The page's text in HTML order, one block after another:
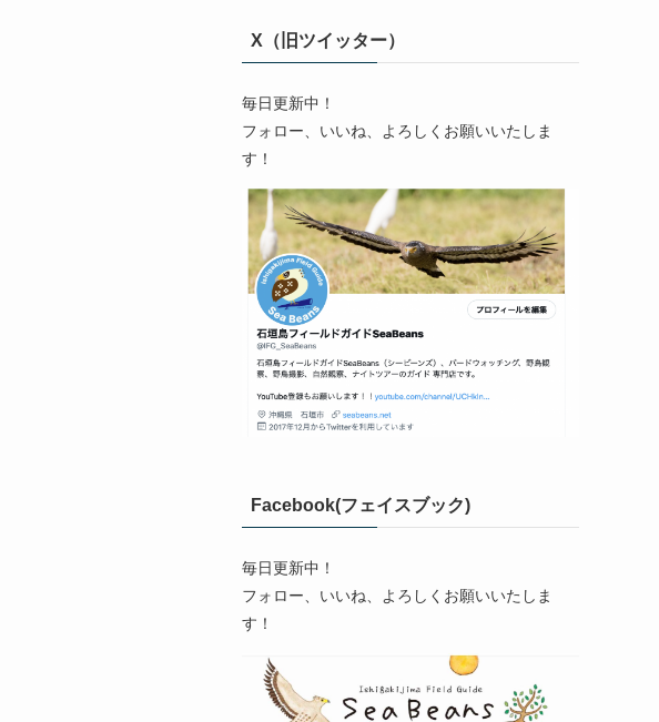
X（旧ツイッター）
毎日更新中！
フォロー、いいね、よろしくお願いいたしま
す！
Facebook(フェイスブック)
毎日更新中！
フォロー、いいね、よろしくお願いいたしま
す！